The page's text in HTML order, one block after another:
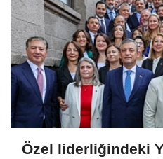
Özel liderliğindeki